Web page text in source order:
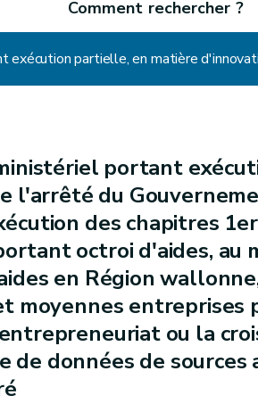
Comment rechercher ?
portant
l'arrêté du
des chapitres
octroi d'aides, au
en Région
moyennes entreprises
ou la
de données de